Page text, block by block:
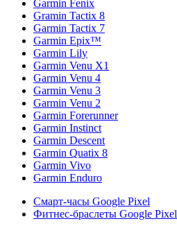
Garmin Fenix
Gramin Tactix 8
Garmin Tactix 7
Garmin Epix™
Garmin Lily
Garmin Venu X1
Garmin Venu 4
Garmin Venu 3
Garmin Venu 2
Garmin Forerunner
Garmin Instinct
Garmin Descent
Garmin Quatix 8
Garmin Vivo
Garmin Enduro
Смарт-часы Google Pixel
Фитнес-браслеты Google Pixel